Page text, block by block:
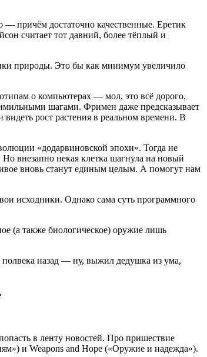
причём достаточно качественные. Еретик
считает тот давний, более тёплый и
природы. Это бы как минимум увеличило
о компьютерах — мол, это всё дорого,
шагами. Фримен даже предсказывает
рост растения в реальном времени. В
«додарвиновской эпохи». Тогда не
внезапно некая клетка шагнула на новый
вновь станут единым целым. А помогут нам
исходники. Однако сама суть программного
(а также биологическое) оружие лишь
полвека назад — ну, выжил дедушка из ума,
в ленту новостей. Про пришествие
и Weapons and Hope («Оружие и надежда»).